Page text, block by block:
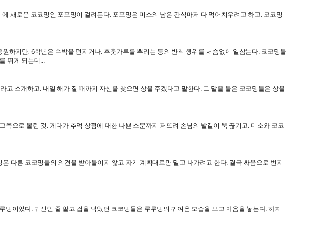
새로운 코코밍인 포포밍이 걸려든다. 포포밍은 미소의 남은 간식마저 다 먹어치우려고 하고, 코코밍
하지만, 6학년은 수박을 던지거나, 후춧가루를 뿌리는 등의 반칙 행위를 서슴없이 일삼는다. 코코밍들
뛰게 되는데...
소개하고, 내일 해가 질 때까지 자신을 찾으면 상을 주겠다고 말한다. 그 말을 들은 코코밍들은 상을
으로 몰린 것. 게다가 추억 상점에 대한 나쁜 소문까지 퍼뜨려 손님의 발길이 뚝 끊기고, 미소와 코코
다른 코코밍들의 의견을 받아들이지 않고 자기 계획대로만 밀고 나가려고 한다. 결국 싸움으로 번지
이었다. 귀신인 줄 알고 겁을 먹었던 코코밍들은 루루밍의 귀여운 모습을 보고 마음을 놓는다. 하지